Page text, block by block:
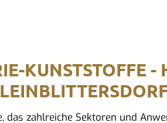
KUNSTSTOFFE -
zahlreiche Sektoren und